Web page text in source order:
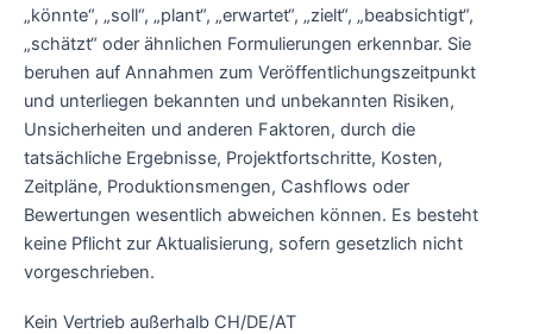
„könnte“, „soll“, „plant“, „erwartet“, „zielt“, „beabsichtigt“,
„schätzt“ oder ähnlichen Formulierungen erkennbar. Sie
beruhen auf Annahmen zum Veröffentlichungszeitpunkt
und unterliegen bekannten und unbekannten Risiken,
Unsicherheiten und anderen Faktoren, durch die
tatsächliche Ergebnisse, Projektfortschritte, Kosten,
Zeitpläne, Produktionsmengen, Cashflows oder
Bewertungen wesentlich abweichen können. Es besteht
keine Pflicht zur Aktualisierung, sofern gesetzlich nicht
vorgeschrieben.
Kein Vertrieb außerhalb CH/DE/AT